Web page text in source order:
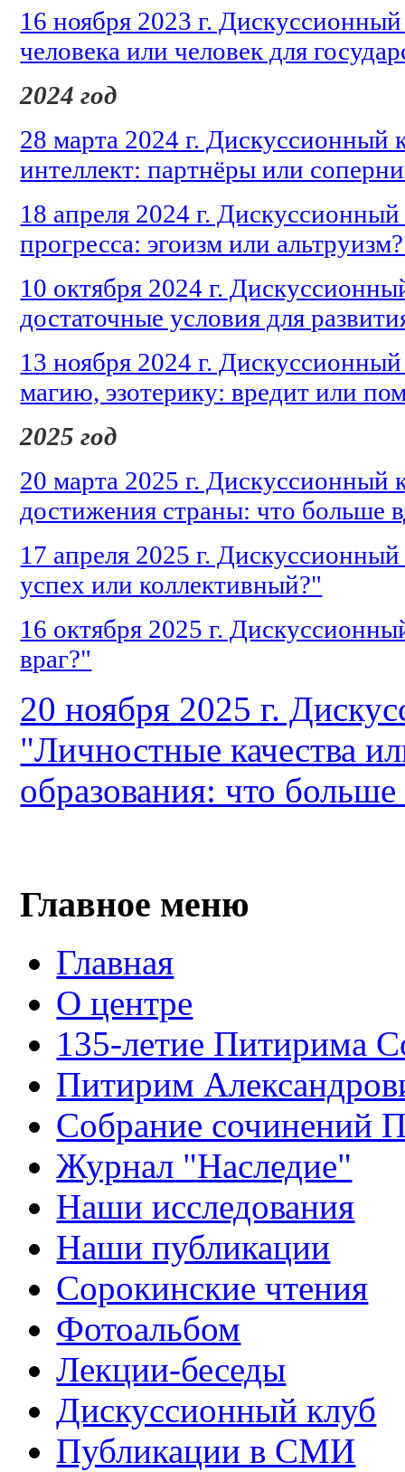
16 ноября 2023 г.
человека или человек для
2024 год
28 марта 2024 г. Дискуссионный
интеллект: партнёры или
18 апреля 2024 г.
прогресса: эгоизм или
10 октября 2024 г.
достаточные условия для
13 ноября 2024 г.
магию, эзотерику: вредит или
2025 год
20 марта 2025 г. Дискуссионный
достижения страны: что больше
17 апреля 2025 г.
успех или коллективный?"
16 октября 2025 г.
враг?"
20 ноября 2025 г.
"Личностные качества
образования: что
Главное меню
Главная
О центре
135-летие Питирима
Питирим
Собрание сочинений
Журнал "Наследие"
Наши исследования
Наши публикации
Сорокинские чтения
Фотоальбом
Лекции-беседы
Дискуссионный клуб
Публикации в СМИ